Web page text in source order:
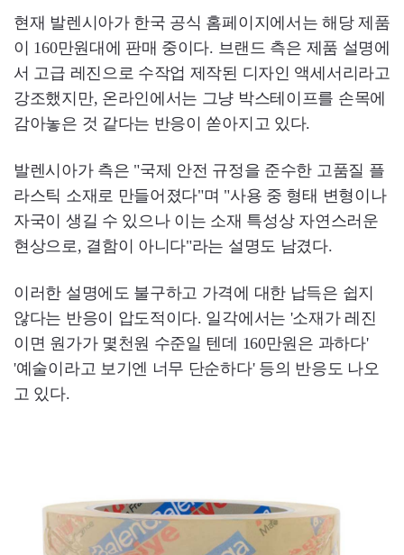
현재 발렌시아가 한국 공식 홈페이지에서는 해당 제품
이 160만원대에 판매 중이다. 브랜드 측은 제품 설명에
서 고급 레진으로 수작업 제작된 디자인 액세서리라고
강조했지만, 온라인에서는 그냥 박스테이프를 손목에
감아놓은 것 같다는 반응이 쏟아지고 있다.
발렌시아가 측은 "국제 안전 규정을 준수한 고품질 플
라스틱 소재로 만들어졌다"며 "사용 중 형태 변형이나
자국이 생길 수 있으나 이는 소재 특성상 자연스러운
현상으로, 결함이 아니다"라는 설명도 남겼다.
이러한 설명에도 불구하고 가격에 대한 납득은 쉽지
않다는 반응이 압도적이다. 일각에서는 '소재가 레진
이면 원가가 몇천원 수준일 텐데 160만원은 과하다'
'예술이라고 보기엔 너무 단순하다' 등의 반응도 나오
고 있다.